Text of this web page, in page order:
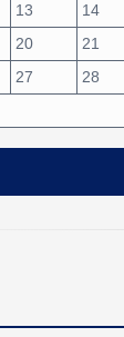
13 14
20 21
27 28